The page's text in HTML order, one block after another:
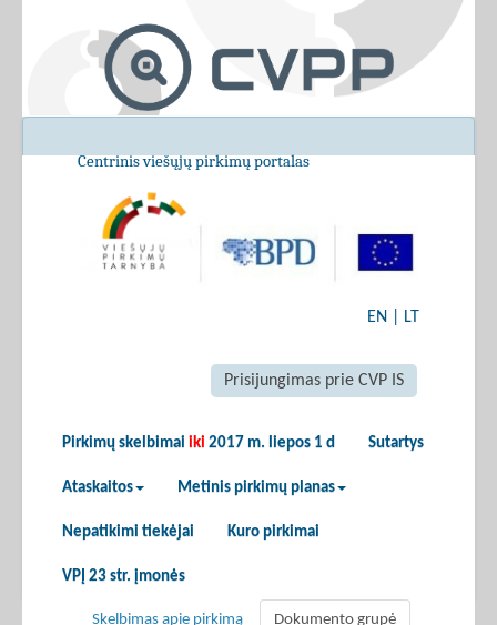
Centrinis viešųjų pirkimų portalas
EN LT
Prisijungimas prie CVP IS
Pirkimų skelbimai iki 2017 m. liepos 1 d Sutartys
Ataskaitos Metinis pirkimų planas
Nepatikimi tiekėjai Kuro pirkimai
VPĮ 23 str. įmonės
Skelbimas apie pirkimą Dokumento grupė